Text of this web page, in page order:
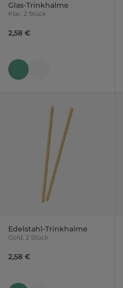
Glas-Trinkhalme
Klar, 2 Stück
2,58 €
Edelstahl-Trinkhalme
Gold, 2 Stück
2,58 €